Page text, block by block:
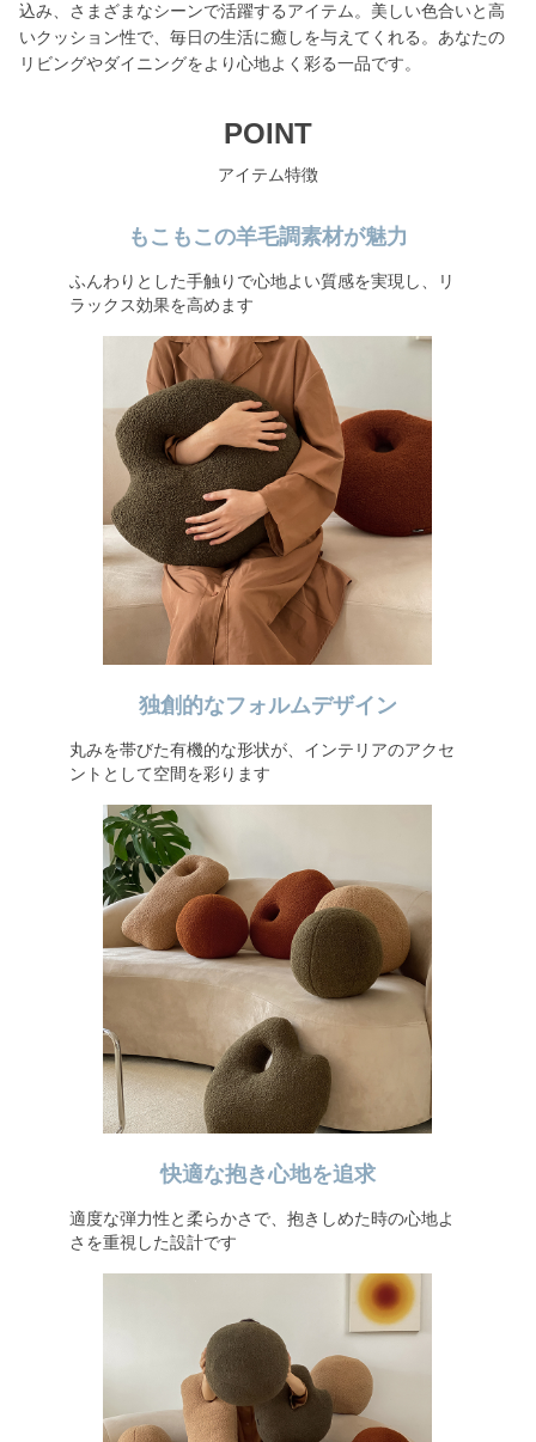
込み、さまざまなシーンで活躍するアイテム。美しい色合いと高
いクッション性で、毎日の生活に癒しを与えてくれる。あなたの
リビングやダイニングをより心地よく彩る一品です。
POINT
アイテム特徴
もこもこの羊毛調素材が魅力
ふんわりとした手触りで心地よい質感を実現し、リ
ラックス効果を高めます
独創的なフォルムデザイン
丸みを帯びた有機的な形状が、インテリアのアクセ
ントとして空間を彩ります
快適な抱き心地を追求
適度な弾力性と柔らかさで、抱きしめた時の心地よ
さを重視した設計です